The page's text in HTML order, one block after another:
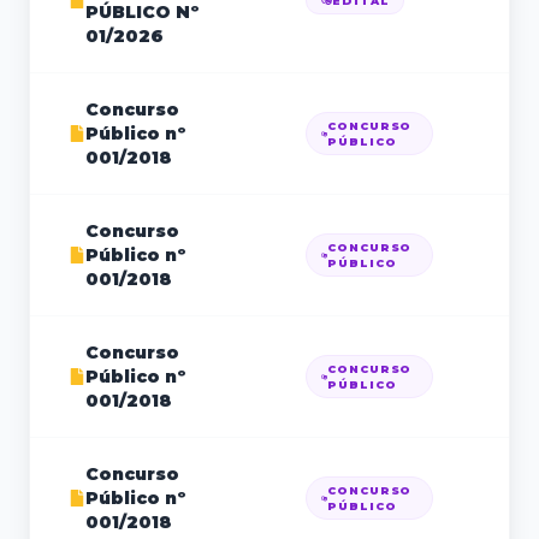
PÚBLICO Nº
01/2026
Concurso
Público nº
001/2018
CONCURSO
PÚBLICO
Concurso
Público nº
001/2018
CONCURSO
PÚBLICO
Concurso
Público nº
001/2018
CONCURSO
PÚBLICO
Concurso
Público nº
001/2018
CONCURSO
PÚBLICO